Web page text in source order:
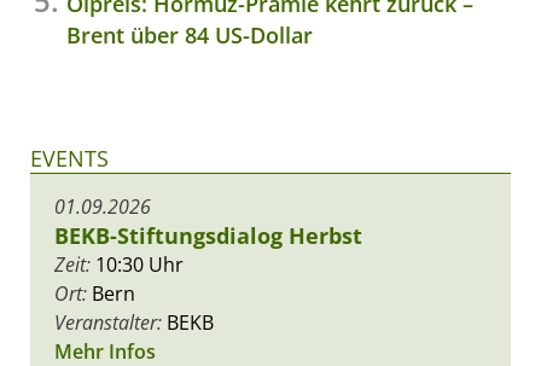
Brent über 84 US-Dollar
EVENTS
01.09.2026
BEKB-Stiftungsdialog Herbst
Zeit: 10:30 Uhr
Ort: Bern
Veranstalter: BEKB
Mehr Infos